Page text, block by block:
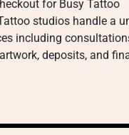
for Busy Tattoo
studios handle a
including
deposits, and